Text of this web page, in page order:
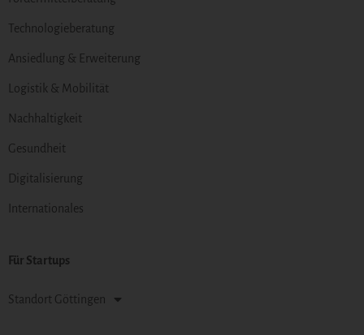
Technologieberatung
Ansiedlung & Erweiterung
Logistik & Mobilität
Nachhaltigkeit
Gesundheit
Digitalisierung
Internationales
Für Startups
Standort Göttingen